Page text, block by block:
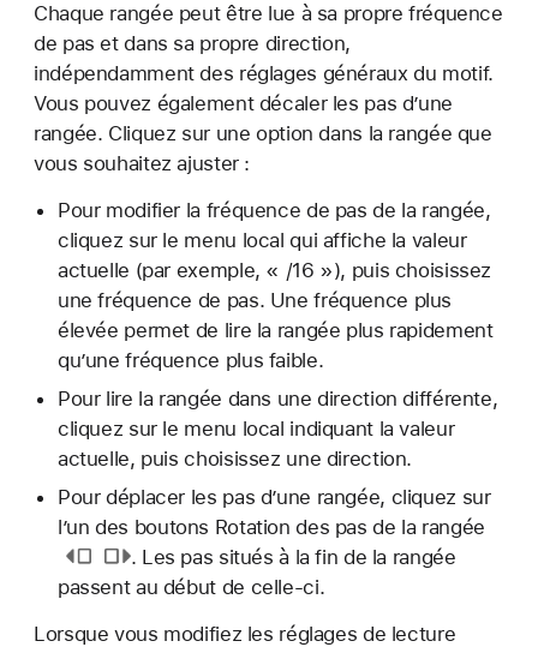
Chaque rangée peut être lue à sa propre fréquence
de pas et dans sa propre direction,
indépendamment des réglages généraux du motif.
Vous pouvez également décaler les pas d’une
rangée. Cliquez sur une option dans la rangée que
vous souhaitez ajuster :
Pour modifier la fréquence de pas de la rangée,
cliquez sur le menu local qui affiche la valeur
actuelle (par exemple, « /16 »), puis choisissez
une fréquence de pas. Une fréquence plus
élevée permet de lire la rangée plus rapidement
qu’une fréquence plus faible.
Pour lire la rangée dans une direction différente,
cliquez sur le menu local indiquant la valeur
actuelle, puis choisissez une direction.
Pour déplacer les pas d’une rangée, cliquez sur
l’un des boutons Rotation des pas de la rangée
. Les pas situés à la fin de la rangée
passent au début de celle-ci.
Lorsque vous modifiez les réglages de lecture